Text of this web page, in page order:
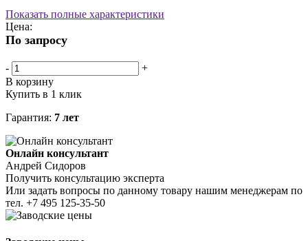
Показать полные характеристики
Цена:
По запросу
-
+
В корзину
Купить в 1 клик
Гарантия: 7 лет
Онлайн консультант
Андрей Сидоров
Получить консультацию эксперта
Или задать вопросы по данному товару нашим менеджерам по
тел. +7 495 125-35-50